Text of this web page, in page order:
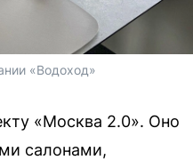
«Водоход»
«Москва 2.0». Оно
салонами,